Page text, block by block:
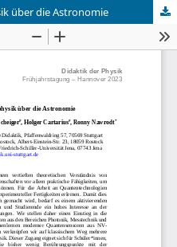
über die Astronomie